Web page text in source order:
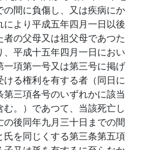
の間に負傷し、又は疾病にか
により平成五年四月一日以後
者の父母又は祖父母であつた
、平成十五年四月一日におい
一項第一号又は第三号に掲げ
ける権利を有する者（同日に
第三項各号のいずれかに該当
む。）であつて、当該死亡し
の後同年九月三十日までの間
氏を同じくする第三条第五項